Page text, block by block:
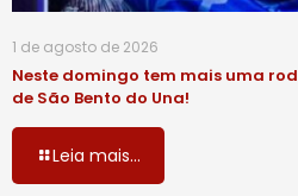
1 de agosto de 2026
Neste domingo tem mais uma
de São Bento do Una!
Leia mais...